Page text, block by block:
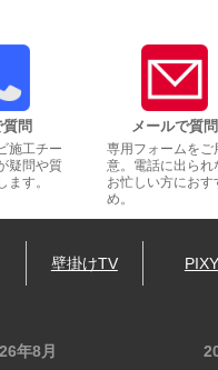
質問
施工チー
疑問や質
ます。
メールで質問
専用フォームをご
意。電話に出られ
お忙しい方におす
め。
壁掛けTV PIXY
年8月